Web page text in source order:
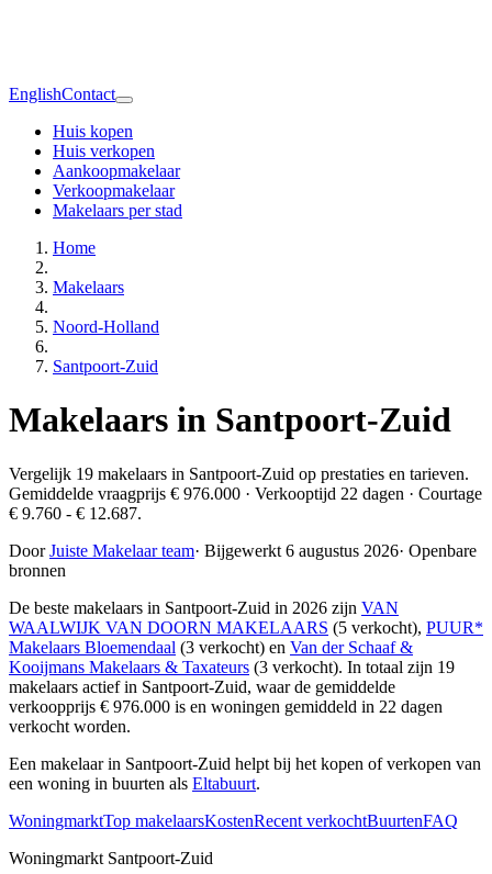
EnglishContact
Huis kopen
Huis verkopen
Aankoopmakelaar
Verkoopmakelaar
Makelaars per stad
Home
Makelaars
Noord-Holland
Santpoort-Zuid
Makelaars in Santpoort-Zuid
Vergelijk 19 makelaars in Santpoort-Zuid op prestaties en tarieven.
Gemiddelde vraagprijs € 976.000 · Verkooptijd 22 dagen · Courtage
€ 9.760 - € 12.687.
DoorJuiste Makelaar team· Bijgewerkt 6 augustus 2026· Openbare
bronnen
De beste makelaars in Santpoort-Zuid in 2026 zijn VAN
WAALWIJK VAN DOORN MAKELAARS (5 verkocht), PUUR*
Makelaars Bloemendaal (3 verkocht) en Van der Schaaf &
Kooijmans Makelaars & Taxateurs (3 verkocht). In totaal zijn 19
makelaars actief in Santpoort-Zuid, waar de gemiddelde
verkoopprijs € 976.000 is en woningen gemiddeld in 22 dagen
verkocht worden.
Een makelaar in Santpoort-Zuid helpt bij het kopen of verkopen van
een woning in buurten als Eltabuurt.
WoningmarktTop makelaarsKostenRecent verkochtBuurtenFAQ
Woningmarkt Santpoort-Zuid